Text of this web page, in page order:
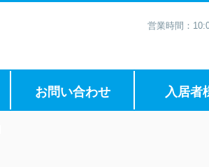
営業時間：
お問い合わせ 入居者